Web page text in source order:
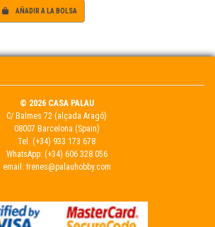
AÑADIR A LA BOLSA
© 2026 CASA PALAU
C/ Balmes 72 (alçada Aragó)
08007 Barcelona (Spain)
Tel. (+34) 933 173 678
WhatsApp: (+34) 606 328 056
email: trenes@palauhobby.com